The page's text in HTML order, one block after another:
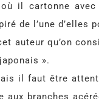
il cartonne avec
de l’une d’elles
auteur qu’on
».
il faut être
branches